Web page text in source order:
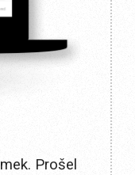
Prošel